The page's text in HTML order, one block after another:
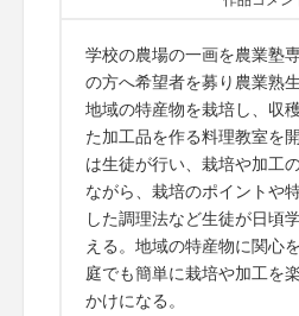
学校の農場の一画を農業塾
の方へ希望者を募り農業熟
地域の特産物を栽培し、収
た加工品を作る料理教室を
は生徒が行い、栽培や加工
ながら、栽培のポイントや
した調理法など生徒が日頃
える。地域の特産物に関心
庭でも簡単に栽培や加工を
かけになる。